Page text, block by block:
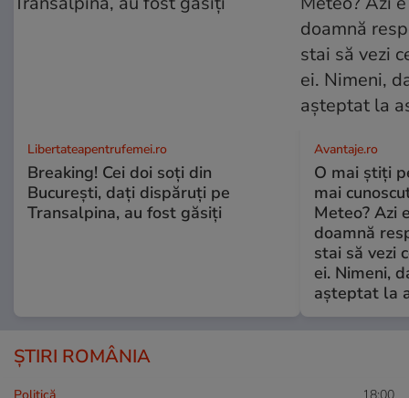
Libertateapentrufemei.ro
Breaking! Cei doi soți din
București, dați dispăruți pe
Transalpina, au fost găsiți
Avantaje.ro
O mai știți
mai
Meteo? Azi
doamnă
stai să vezi
ei. Nimeni,
așteptat la
ȘTIRI ROMÂNIA